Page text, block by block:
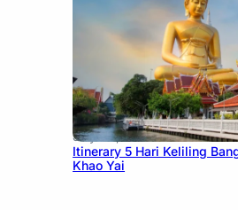
July 20, 2026
Itinerary 5 Hari Keliling
Khao Yai